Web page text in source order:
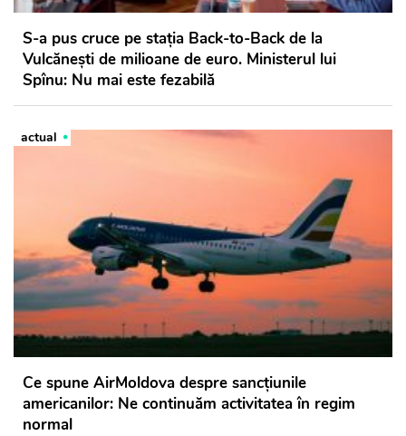
S-a pus cruce pe stația Back-to-Back de la
Vulcănești de milioane de euro. Ministerul lui
Spînu: Nu mai este fezabilă
actual
Ce spune AirMoldova despre sancțiunile
americanilor: Ne continuăm activitatea în regim
normal